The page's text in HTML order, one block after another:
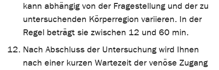
kann abhängig von der Fragestellung und der zu
untersuchenden Körperregion variieren. In der
Regel beträgt sie zwischen 12 und 60 min.
Nach Abschluss der Untersuchung wird Ihnen
nach einer kurzen Wartezeit der venöse Zugang